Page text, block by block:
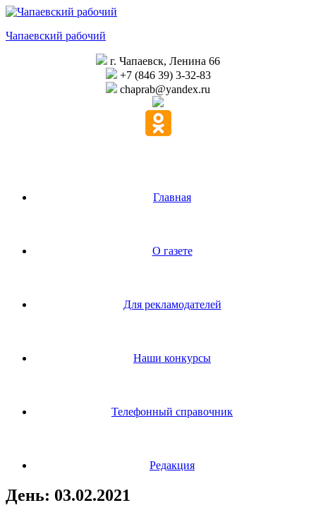
Перейти
содержимому
Чапаевский рабочий
г. Чапаевск, Ленина 66
+7 (846 39) 3-32-83
chaprab@yandex.ru
Главная
О газете
Для рекламодателей
Наши конкурсы
Телефонный справочник
Редакция
День: 03.02.2021